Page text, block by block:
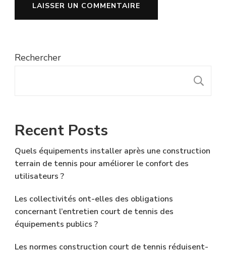
Rechercher
Recent Posts
Quels équipements installer après une construction
terrain de tennis pour améliorer le confort des
utilisateurs ?
Les collectivités ont-elles des obligations
concernant l’entretien court de tennis des
équipements publics ?
Les normes construction court de tennis réduisent-